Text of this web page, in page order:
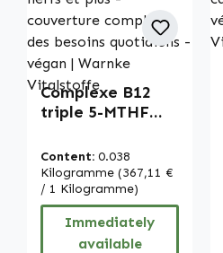
Complexe B12
triple 5-MTHF
folique - 250
Comprimés -
faciles à avaler -
pour énergie,
nerfs et plus -
Content: 0.038
Kilogramme (367,11 €
/ 1 Kilogramme)
Immediately
available